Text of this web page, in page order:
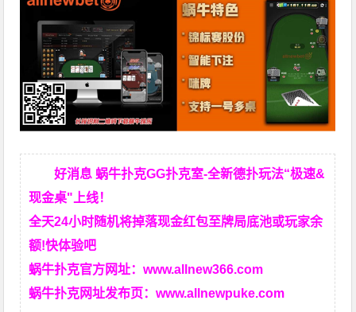
好消息 蜗牛扑克GG扑克室-全新德扑玩法“极速&
现金桌"上线！
全天24小时随机将掉落现金红包至牌局底池或玩家余
额!快体验吧
蜗牛扑克官方网址：www.allnew366.com
蜗牛扑克网址发布页：www.allnewpuke.com